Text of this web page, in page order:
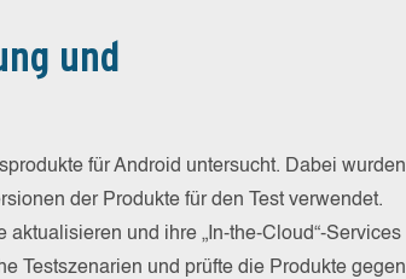
und
für Android untersucht. Dabei wurden
der Produkte für den Test verwendet.
und ihre „In-the-Cloud“-Services
Testszenarien und prüfte die Produkte gegen